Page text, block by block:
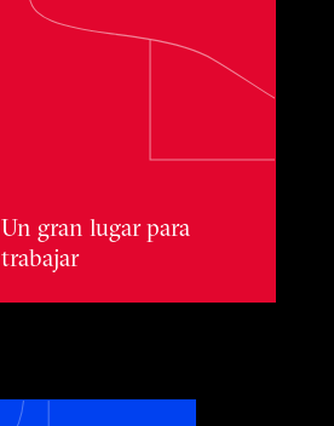
Un gran lugar para trabajar
Un gran lugar para
trabajar